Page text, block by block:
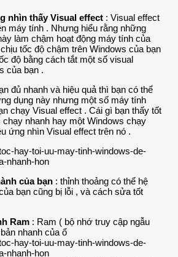
nhìn thấy Visual effect : Visual effect
máy tính . Nhưng hiểu rằng những
làm chậm hoạt động máy tính của
tốc độ chậm trên Windows của bạn
độ bằng cách tắt một số visual
của bạn .
đủ nhanh và hiệu quả thì bạn có thể
dụng này nhưng một số máy tính
chạy Visual effect . Cái gì bạn thấy tốt
nhanh hay một Windows chạy
ứng nhìn Visual effect trên nó .
của bạn : thỉnh thoảng có thể hệ
bạn cũng bị lỗi , và cách sửa tốt
Ram : Ram ( bộ nhớ truy cập ngẫu
nhanh của ổ